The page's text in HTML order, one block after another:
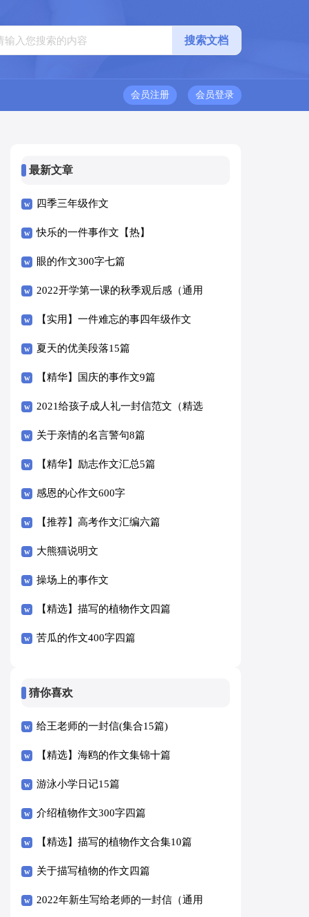
会员登录
会员注册
最新文章
四季三年级作文
快乐的一件事作文【热】
眼的作文300字七篇
2022开学第一课的秋季观后感（通用
14篇）
【实用】一件难忘的事四年级作文
300字3篇
夏天的优美段落15篇
【精华】国庆的事作文9篇
2021给孩子成人礼一封信范文（精选
6篇）
关于亲情的名言警句8篇
【精华】励志作文汇总5篇
感恩的心作文600字
【推荐】高考作文汇编六篇
大熊猫说明文
操场上的事作文
【精选】描写的植物作文四篇
苦瓜的作文400字四篇
猜你喜欢
给王老师的一封信(集合15篇)
【精选】海鸥的作文集锦十篇
游泳小学日记15篇
介绍植物作文300字四篇
【精选】描写的植物作文合集10篇
关于描写植物的作文四篇
2022年新生写给老师的一封信（通用